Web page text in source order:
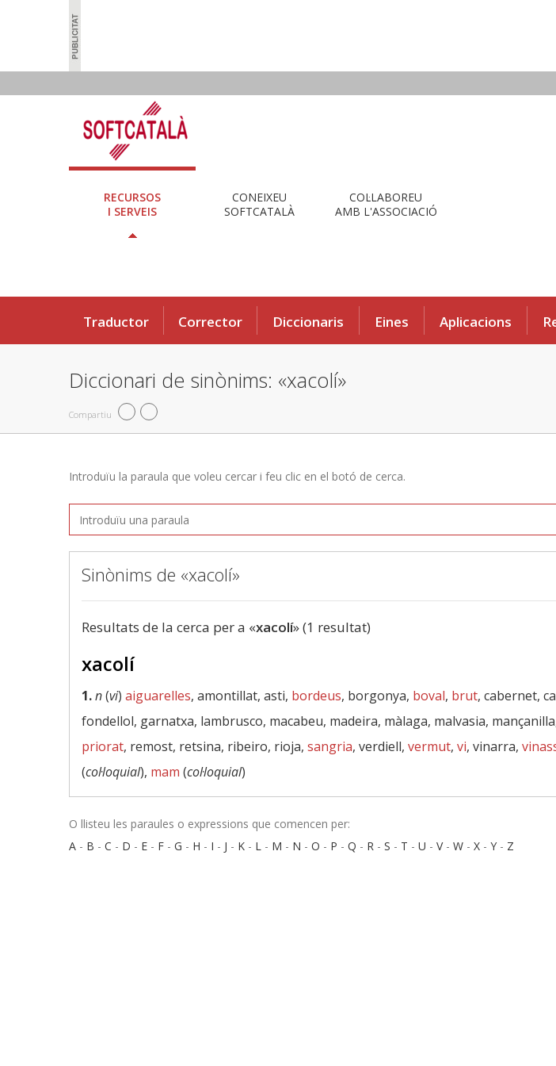
RECURSOS
I SERVEIS
CONEIXEU
SOFTCATALÀ
COL·LABOREU
AMB L'ASSOCIACIÓ
Traductor Corrector Diccionaris Eines Aplicacions
Diccionari de sinònims: «xacolí»
Compartiu
Introduïu la paraula que voleu cercar i feu clic en el botó de cerca.
Sinònims de «xacolí»
Resultats de la cerca per a «xacolí» (1 resultat)
xacolí
1.n(vi) aiguarelles, amontillat, asti, bordeus, borgonya, boval, brut, cabernet,
fondellol, garnatxa, lambrusco, macabeu, madeira, màlaga, malvasia,
priorat, remost, retsina, ribeiro, rioja, sangria, verdiell, vermut, vi, vinarra,
(col·loquial), mam (col·loquial)
O llisteu les paraules o expressions que comencen per:
A - B - C - D - E - F - G - H - I - J - K - L - M - N - O - P - Q - R - S - T - U - V- W - X - Y - Z